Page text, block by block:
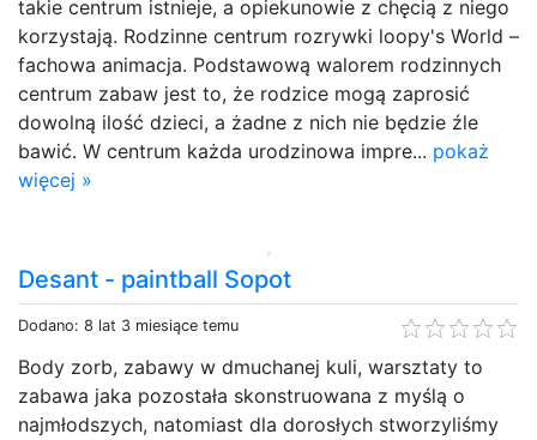
takie centrum istnieje, a opiekunowie z chęcią z niego
korzystają. Rodzinne centrum rozrywki loopy's World –
fachowa animacja. Podstawową walorem rodzinnych
centrum zabaw jest to, że rodzice mogą zaprosić
dowolną ilość dzieci, a żadne z nich nie będzie źle
bawić. W centrum każda urodzinowa impre... pokaż
więcej »
Desant - paintball Sopot
Dodano: 8 lat 3 miesiące temu
Body zorb, zabawy w dmuchanej kuli, warsztaty to
zabawa jaka pozostała skonstruowana z myślą o
najmłodszych, natomiast dla dorosłych stworzyliśmy